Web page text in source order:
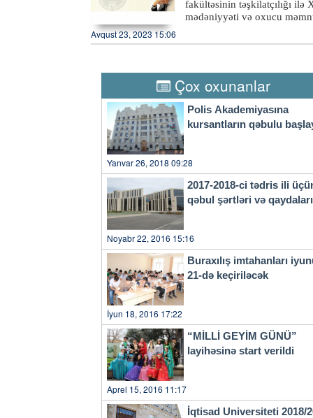
subbakalavrlar) müsabiqə
altqrupuna (altqruplarına)
təsdiqləyib. V
fakültəsinin təşkilatçılığı ilə
mədəniyyəti və oxucu
tələbatının ödənilməsi
Tədbirdə sənəd və
kitabşünaslıq,
müəlliflik hüququ və əlaqəli
Avqust 23, 2023 15:06
Çox oxunanlar
Polis Akademiyasına
kursantların qəbulu
Yanvar 26, 2018 09:28
2017-2018-ci tədris ili
qəbul şərtləri və
Noyabr 22, 2016 15:16
Buraxılış imtahanları
21-də keçiriləcək
İyun 18, 2016 17:22
“MİLLİ GEYİM GÜNÜ”
layihəsinə start verildi
Aprel 15, 2016 11:17
İqtisad Universiteti 2018/